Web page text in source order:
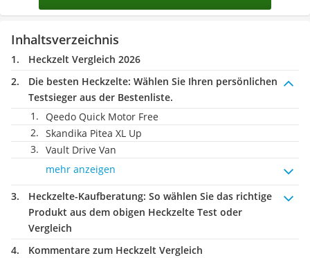
Inhaltsverzeichnis
Heckzelt Vergleich 2026
Die besten Heckzelte: Wählen Sie Ihren persönlichen
Testsieger aus der Bestenliste.
Qeedo Quick Motor Free
Skandika Pitea XL Up
Vault Drive Van
mehr anzeigen
Heckzelte-Kaufberatung: So wählen Sie das richtige
Produkt aus dem obigen Heckzelte Test oder
Vergleich
Kommentare zum Heckzelt Vergleich